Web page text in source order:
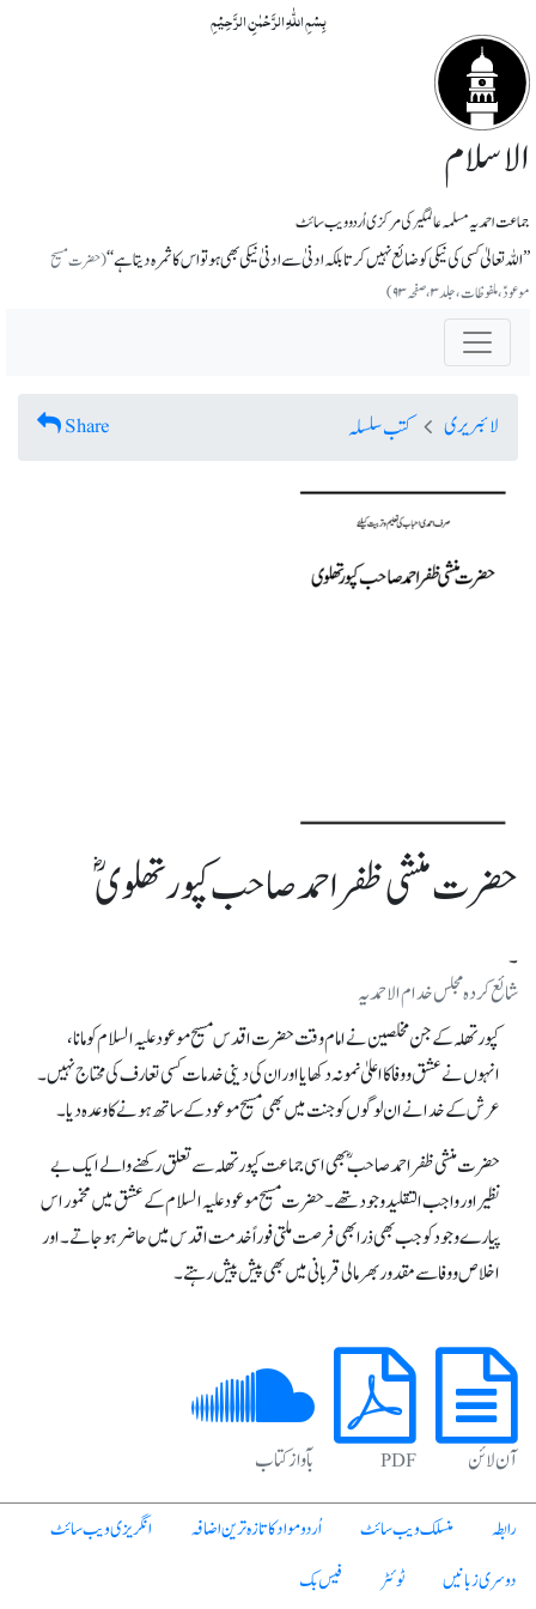
بِسۡمِ اللّٰہِ الرَّحۡمٰنِ الرَّحِیۡمِ
الاسلام
جماعت احمدیہ مسلمہ عالمگیر کی مرکزی اُردو ویب سائٹ
’’اللہ تعالیٰ کسی کی نیکی کو ضائع نہیں کرتا بلکہ ادنیٰ سے ادنیٰ نیکی بھی ہو تو اس کا ثمرہ دیتا ہے‘‘(حضرت مسیح
موعودؑ،ملفوظات ، جلد ۳، صفحہ ۹۳)
لائبریری کتب سلسلہ Share
حضرت منشی ظفر احمد صاحب کپورتھلوی ؓ
۔
شائع کرده مجلس خدام الاحمدیہ
کپورتھلہ کے جن مخلصین نے امام وقت حضرت اقدس مسیح موعودعلیہ السلام کو مانا،
انہوں نے عشق و وفا کا اعلیٰ نمونہ دکھایاا وران کی دینی خدمات کسی تعارف کی محتاج نہیں۔
عرش کے خدانے ان لوگوں کو جنت میں بھی مسیح موعود کے ساتھ ہونے کا وعدہ دیا۔
حضرت منشی ظفر احمد صاحب ؓ بھی اسی جماعت کپورتھلہ سےتعلق رکھنے والے ایک بے
نظیر اور واجب التقلید وجود تھے۔ حضرت مسیح موعودعلیہ السلام کے عشق میں مخمور اس
پیارے وجود کو جب بھی ذرا بھی فرصت ملتی فوراً خدمت اقدس میں حاضر ہوجاتے۔ اور
اخلاص و وفا سے مقدور بھر مالی قربانی میں بھی پیش پیش رہتے۔
آن لائن PDF بآواز کتاب
رابطہ منسلک ویب سائٹ اُردو مواد کا تازہ ترین اضافہ
انگریزی ویب سائٹ
دوسری زبانیں
ٹوئٹر فیس بک